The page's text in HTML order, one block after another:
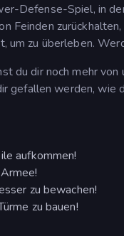
Defense-Spiel, in
Feinden
um zu überleben.
du dir noch mehr von
gefallen werden, wie
aufkommen!
zu bewachen!
zu bauen!